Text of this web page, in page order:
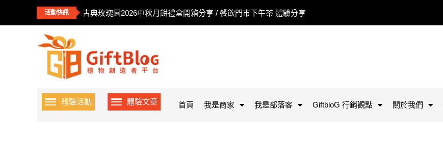
活動快訊 古典玫瑰園2026中秋月餅禮盒開箱分享 / 餐飲門市下午茶 體驗分享
體驗活動 體驗文章 首頁 我是商家 我是部落客 GiftbloG 行銷觀點 關於我們